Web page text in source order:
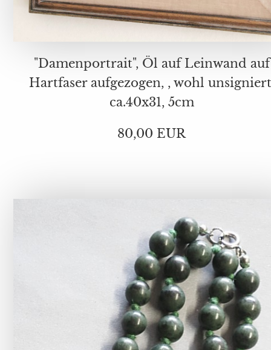
"Damenportrait", Öl auf Leinwand auf
Hartfaser aufgezogen, , wohl
ca.40x31, 5cm
80,00 EUR